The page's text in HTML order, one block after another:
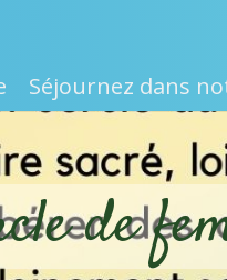
Séjournez dans
de